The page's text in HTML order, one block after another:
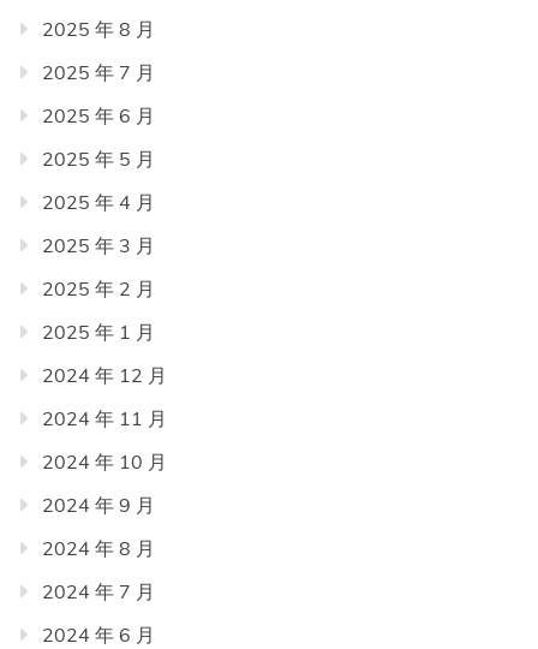
2025 年 8 月
2025 年 7 月
2025 年 6 月
2025 年 5 月
2025 年 4 月
2025 年 3 月
2025 年 2 月
2025 年 1 月
2024 年 12 月
2024 年 11 月
2024 年 10 月
2024 年 9 月
2024 年 8 月
2024 年 7 月
2024 年 6 月